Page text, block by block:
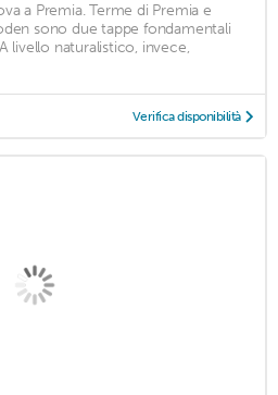
a Premia. Terme di Premia e
sono due tappe fondamentali
livello naturalistico, invece,
Verifica disponibilità